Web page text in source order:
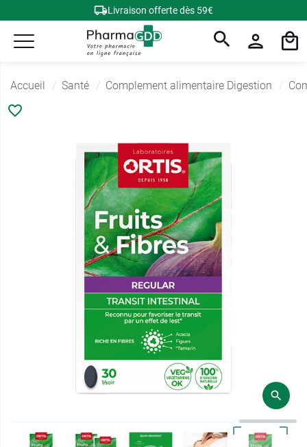
Livraison offerte dès 59€
Accueil Santé Complement alimentaire Digestion